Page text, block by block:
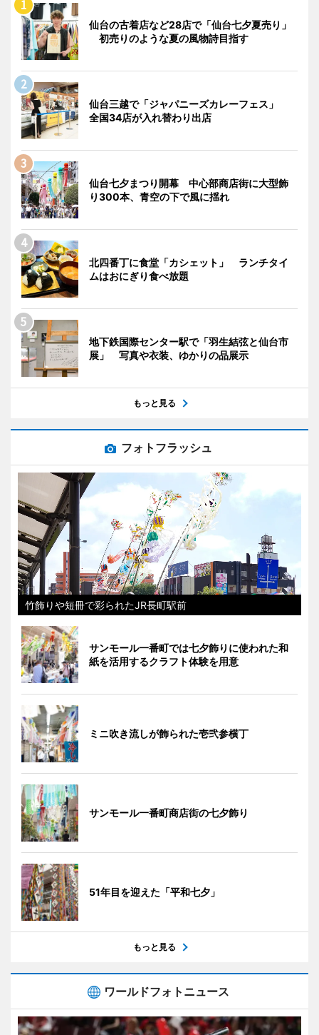
仙台の古着店など28店で「仙台七夕夏売り」
初売りのような夏の風物詩目指す
仙台三越で「ジャパニーズカレーフェス」
全国34店が入れ替わり出店
仙台七夕まつり開幕 中心部商店街に大型飾
り300本、青空の下で風に揺れ
北四番丁に食堂「カシェット」 ランチタイ
ムはおにぎり食べ放題
地下鉄国際センター駅で「羽生結弦と仙台市
展」 写真や衣装、ゆかりの品展示
もっと見る
フォトフラッシュ
竹飾りや短冊で彩られたJR長町駅前
サンモール一番町では七夕飾りに使われた和
紙を活用するクラフト体験を用意
ミニ吹き流しが飾られた壱弐参横丁
サンモール一番町商店街の七夕飾り
51年目を迎えた「平和七夕」
もっと見る
ワールドフォトニュース